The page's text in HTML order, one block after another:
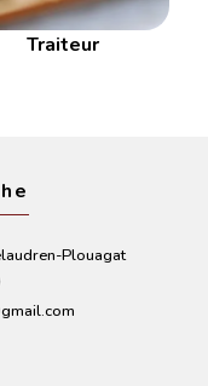
Traiteur
Plouagat